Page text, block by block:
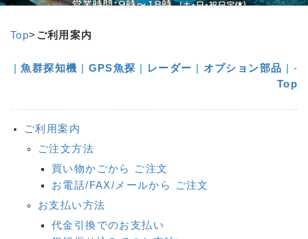
Top> ご利用案内
|魚群探知機 | GPS魚探 | レーダー | オプション部品 | -
Top
ご利用案内
ご注文方法
買い物かごから ご注文
お電話/FAX/メールから ご注文
お支払い方法
代金引換でのお支払い